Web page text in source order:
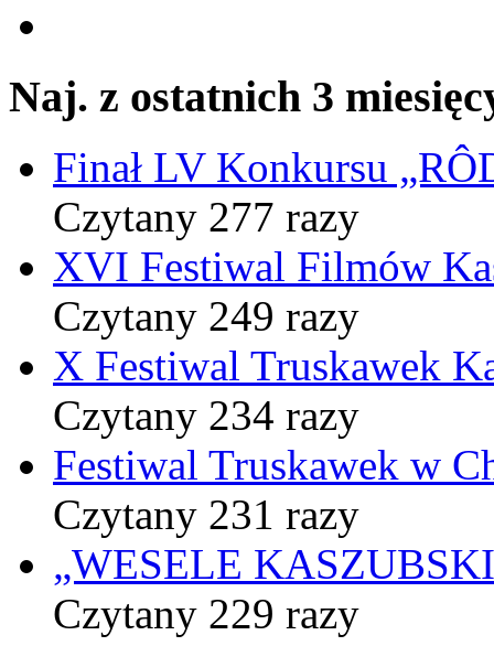
Naj. z ostatnich 3
Finał LV Konkursu
Czytany 277 razy
XVI Festiwal Filmów
Czytany 249 razy
X Festiwal Truskawek
Czytany 234 razy
Festiwal Truskawek w
Czytany 231 razy
„WESELE
Czytany 229 razy